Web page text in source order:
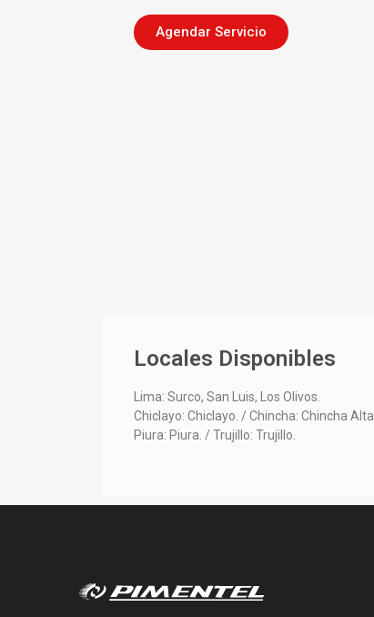
Agendar Servicio
Locales Disponibles
Lima: Surco, San Luis, Los Olivos.
Chiclayo: Chiclayo. / Chincha: Chincha Alta.
Piura: Piura. / Trujillo: Trujillo.